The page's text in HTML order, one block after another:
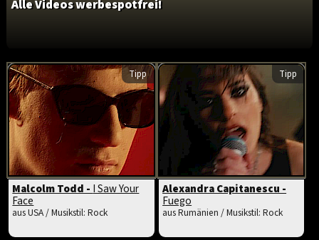
Alle Videos werbespotfrei!
Tipp
Malcolm Todd - I Saw Your
Face
aus USA / Musikstil: Rock
Tipp
Alexandra Capitanescu -
Fuego
aus Rumänien / Musikstil: Rock